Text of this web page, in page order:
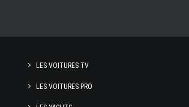
LES VOITURES TV
LES VOITURES PRO